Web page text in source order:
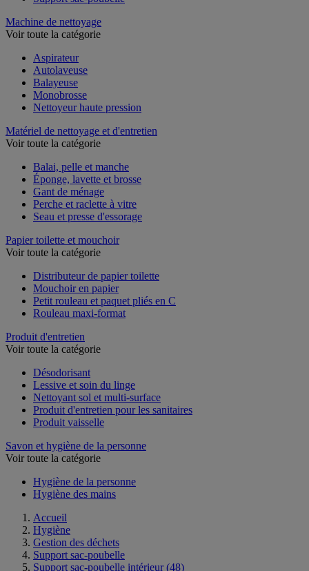
Machine de nettoyage
Voir toute la catégorie
Aspirateur
Autolaveuse
Balayeuse
Monobrosse
Nettoyeur haute pression
Matériel de nettoyage et d'entretien
Voir toute la catégorie
Balai, pelle et manche
Éponge, lavette et brosse
Gant de ménage
Perche et raclette à vitre
Seau et presse d'essorage
Papier toilette et mouchoir
Voir toute la catégorie
Distributeur de papier toilette
Mouchoir en papier
Petit rouleau et paquet pliés en C
Rouleau maxi-format
Produit d'entretien
Voir toute la catégorie
Désodorisant
Lessive et soin du linge
Nettoyant sol et multi-surface
Produit d'entretien pour les sanitaires
Produit vaisselle
Savon et hygiène de la personne
Voir toute la catégorie
Hygiène de la personne
Hygiène des mains
Accueil
Hygiène
Gestion des déchets
Support sac-poubelle
Support sac-poubelle intérieur (48)